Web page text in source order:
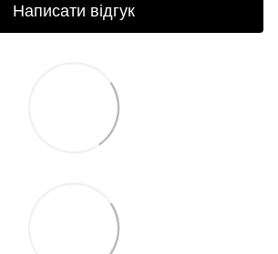
Написати відгук